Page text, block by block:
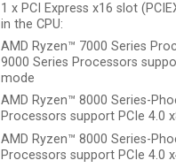
1 x PCI Express x16 slot
in the CPU:
AMD Ryzen™ 7000 Series
9000 Series Processors
mode
AMD Ryzen™ 8000 Series-
Processors support PCIe 4.0
AMD Ryzen™ 8000 Series-
Processors support PCIe 4.0